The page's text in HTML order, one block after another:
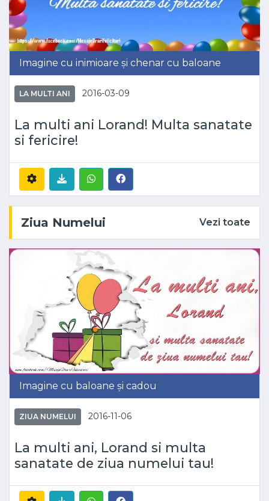
Imagine cu inimioare și chenar cu baloane
LA MULTI ANI 2016-03-09
La multi ani Lorand! Multa sanatate
si fericire!
Ziua Numelui Vezi toate
Imagine cu baloane și cadou
ZIUA NUMELUI 2016-11-06
La multi ani, Lorand si multa
sanatate de ziua numelui tau!